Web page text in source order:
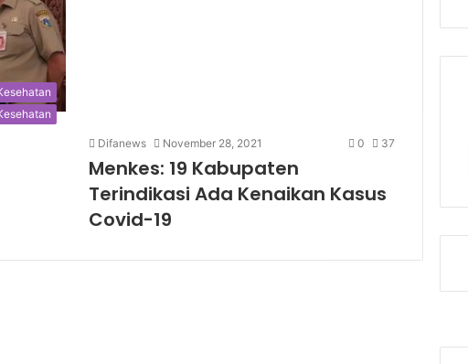
Difanews November 28, 2021 0 37
Menkes: 19 Kabupaten
Terindikasi Ada Kenaikan Kasus
Covid-19